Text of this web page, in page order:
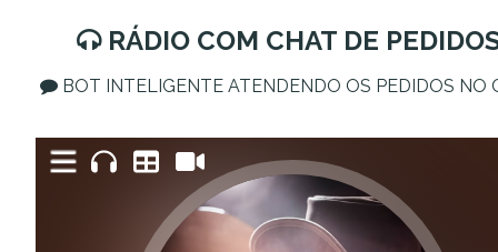
RÁDIO COM CHAT DE
BOT INTELIGENTE ATENDENDO OS PEDIDOS NO